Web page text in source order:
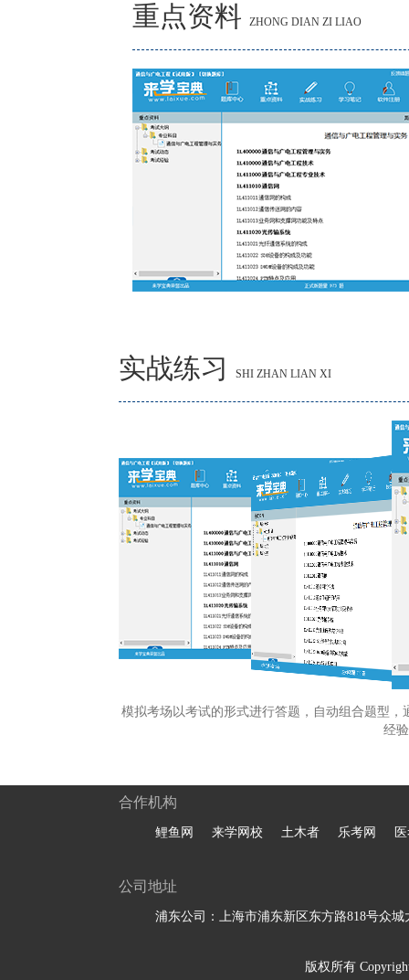
重点资料 ZHONG DIAN ZI LIAO
实战练习 SHI ZHAN LIAN XI
模拟考场以考试的形式进行答题，自动组合题型
经
合作机构
鲤鱼网 来学网校 土木者 乐考网
公司地址
浦东公司：上海市浦东新区东方路818号众城
版权所有